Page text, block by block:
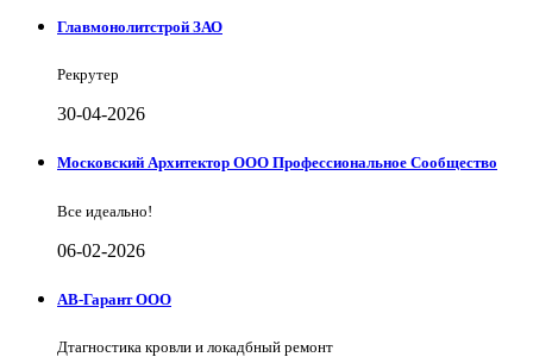
Главмонолитстрой ЗАО
Рекрутер
30-04-2026
Московский Архитектор ООО Профессиональное Сообщество
Все идеально!
06-02-2026
АВ-Гарант ООО
Дтагностика кровли и локадбный ремонт